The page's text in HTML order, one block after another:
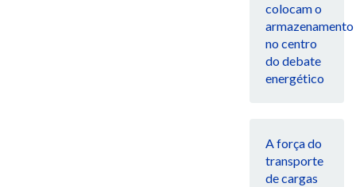
colocam o
armazenamento
no centro
do debate
energético
A força do
transporte
de cargas